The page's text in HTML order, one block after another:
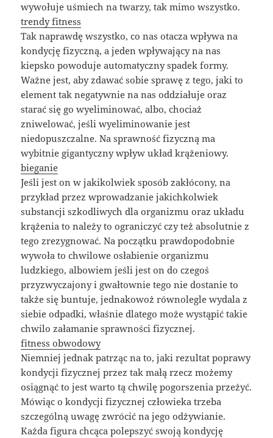
wywołuje uśmiech na twarzy, tak mimo wszystko.
trendy fitness
Tak naprawdę wszystko, co nas otacza wpływa na
kondycję fizyczną, a jeden wpływający na nas
kiepsko powoduje automatyczny spadek formy.
Ważne jest, aby zdawać sobie sprawę z tego, jaki to
element tak negatywnie na nas oddziałuje oraz
starać się go wyeliminować, albo, chociaż
zniwelować, jeśli wyeliminowanie jest
niedopuszczalne. Na sprawność fizyczną ma
wybitnie gigantyczny wpływ układ krążeniowy.
bieganie
Jeśli jest on w jakikolwiek sposób zakłócony, na
przykład przez wprowadzanie jakichkolwiek
substancji szkodliwych dla organizmu oraz układu
krążenia to należy to ograniczyć czy też absolutnie z
tego zrezygnować. Na początku prawdopodobnie
wywoła to chwilowe osłabienie organizmu
ludzkiego, albowiem jeśli jest on do czegoś
przyzwyczajony i gwałtownie tego nie dostanie to
także się buntuje, jednakowoż równolegle wydala z
siebie odpadki, właśnie dlatego może wystąpić takie
chwilo załamanie sprawności fizycznej.
fitness obwodowy
Niemniej jednak patrząc na to, jaki rezultat poprawy
kondycji fizycznej przez tak małą rzecz możemy
osiągnąć to jest warto tą chwilę pogorszenia przeżyć.
Mówiąc o kondycji fizycznej człowieka trzeba
szczególną uwagę zwrócić na jego odżywianie.
Każda figura chcąca polepszyć swoją kondycję